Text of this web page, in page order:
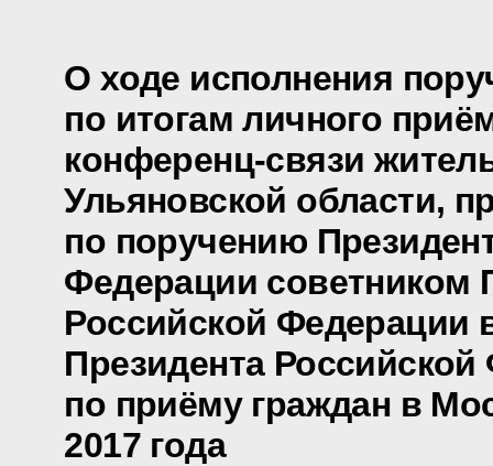
О ходе исполнения
по итогам личного
конференц-связи
Ульяновской области,
по поручению
Федерации советником
Российской Федерации
Президента
по приёму граждан в
2017 года